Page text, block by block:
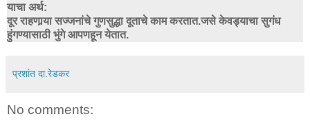
याचा अर्थ:
दूर राहणार्‍या सज्जनांचे गुणसुद्धा दूताचे काम करतात.जसे केवड्याचा सुगंध
हुंगण्यासाठी भुंगे आपणहून येतात.
प्रशांत दा.रेडकर
No comments: